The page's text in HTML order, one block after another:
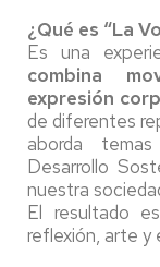
¿Qué es “La
Es una
combina
expresión
de diferentes
aborda
Desarrollo
nuestra
El resultado
reflexión, arte y